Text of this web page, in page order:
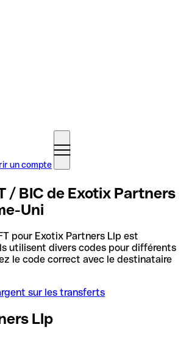
un compte
/ BIC de Exotix Partners
Uni
pour Exotix Partners Llp est
utilisent divers codes pour différents
le code correct avec le destinataire
sur les transferts
Llp